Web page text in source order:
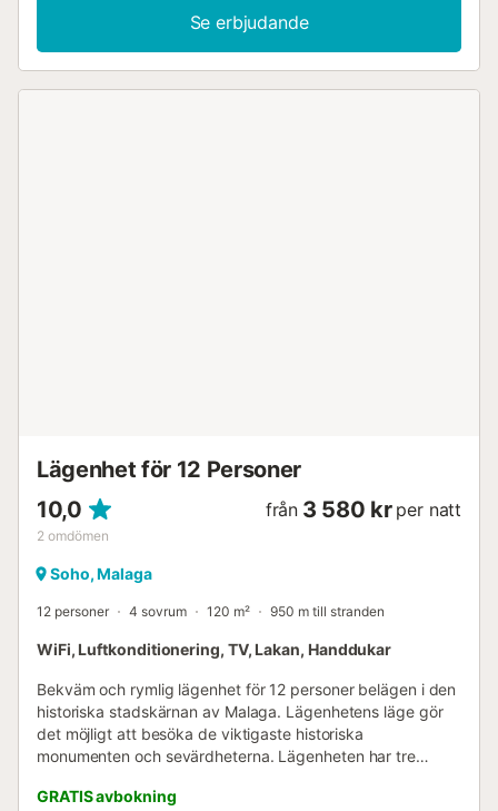
Se erbjudande
Lägenhet för 12 Personer
10,0
2 omdömen
från 3 580 kr per natt
Soho, Malaga
12 personer 4 sovrum 120 m² 950 m till stranden
WiFi, Luftkonditionering, TV, Lakan, Handdukar
Bekväm och rymlig lägenhet för 12 personer belägen i den
historiska stadskärnan av Malaga. Lägenhetens läge gör
det möjligt att besöka de viktigaste historiska
monumenten och sevärdheterna. Lägenheten har tre
tre badrum med dusch, ett vardagsrum och ett rymligt
GRATIS avbokning